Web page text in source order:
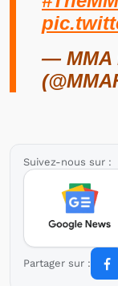
— MMA
Suivez-nous sur :
Partager sur :